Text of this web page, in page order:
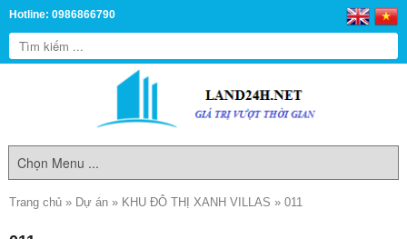
Hotline: 0986866790
Trang chủ » Dự án » KHU ĐÔ THỊ XANH VILLAS » 011